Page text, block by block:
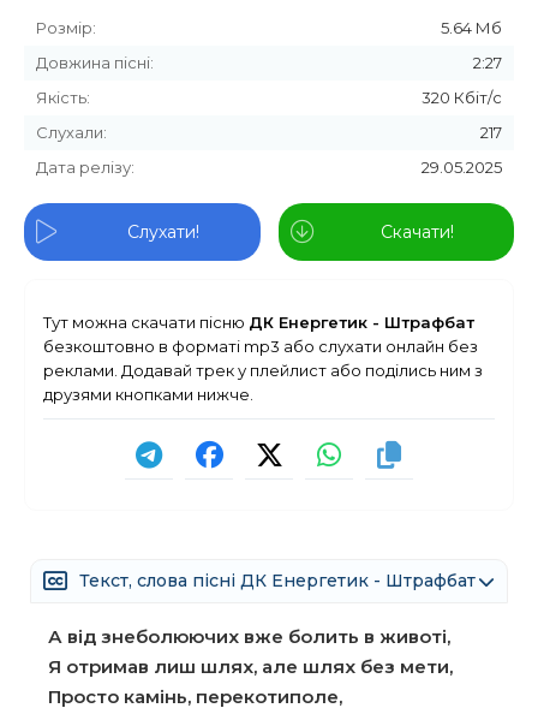
Розмір:
5.64 Мб
Довжина пісні:
2:27
Якість:
320 Кбіт/с
Слухали:
217
Дата релізу:
29.05.2025
Слухати! Скачати!
Тут можна скачати пісню ДК Енергетик - Штрафбат
безкоштовно в форматі mp3 або слухати онлайн без
реклами. Додавай трек у плейлист або поділись ним з
друзями кнопками нижче.
Текст, слова пісні ДК Енергетик - Штрафбат
А від знеболюючих вже болить в животі,
Я отримав лиш шлях, але шлях без мети,
Просто камінь, перекотиполе,